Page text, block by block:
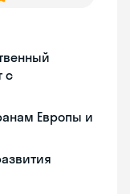
с
Европы и